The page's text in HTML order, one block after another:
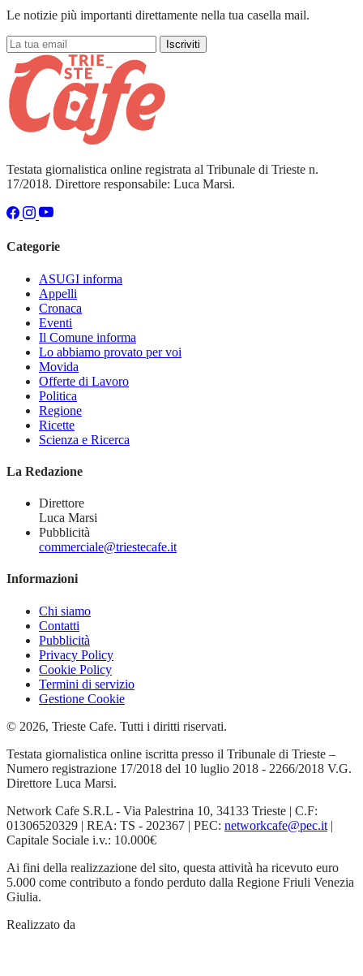
Le notizie più importanti direttamente nella tua casella mail.
Iscriviti
Testata giornalistica online registrata al Tribunale di Trieste n.
17/2018. Direttore responsabile: Luca Marsi.
Categorie
ASUGI informa
Appelli
Cronaca
Eventi
Il Comune informa
Lo abbiamo provato per voi
Movida
Offerte di Lavoro
Politica
Regione
Ricette
Scienza e Ricerca
La Redazione
Direttore
Luca Marsi
Pubblicità
commerciale@triestecafe.it
Informazioni
Chi siamo
Contatti
Pubblicità
Privacy Policy
Cookie Policy
Termini di servizio
Gestione Cookie
© 2026, Trieste Cafe. Tutti i diritti riservati.
Testata giornalistica online iscritta presso il Tribunale di Trieste –
Numero registrazione 17/2018 del 10 luglio 2018 - 2266/2018 V.G.
Direttore Luca Marsi.
Network Cafe S.R.L - Via Palestrina 10, 34133 Trieste | C.F:
01306520329 | REA: TS - 202367 | PEC: networkcafe@pec.it |
Capitale Sociale i.v.: 10.000€
Ai fini della realizzazione del sito, questa attività ha ricevuto euro
5.000 come contributo a fondo perduto dalla Regione Friuli Venezia
Giulia.
Realizzato da